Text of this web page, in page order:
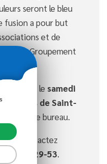
seront le bleu
fusion a pour but
et de
du Groupement
aura lieu le samedi
des fêtes de Saint-
de voter le bureau.
contactez
61-46-29-53.